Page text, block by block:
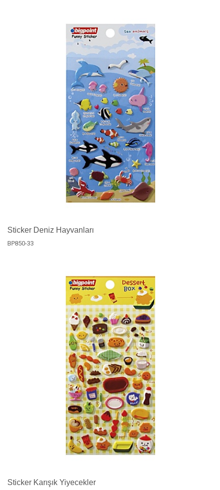
Sticker Deniz Hayvanları
BP850-33
Sticker Karışık Yiyecekler